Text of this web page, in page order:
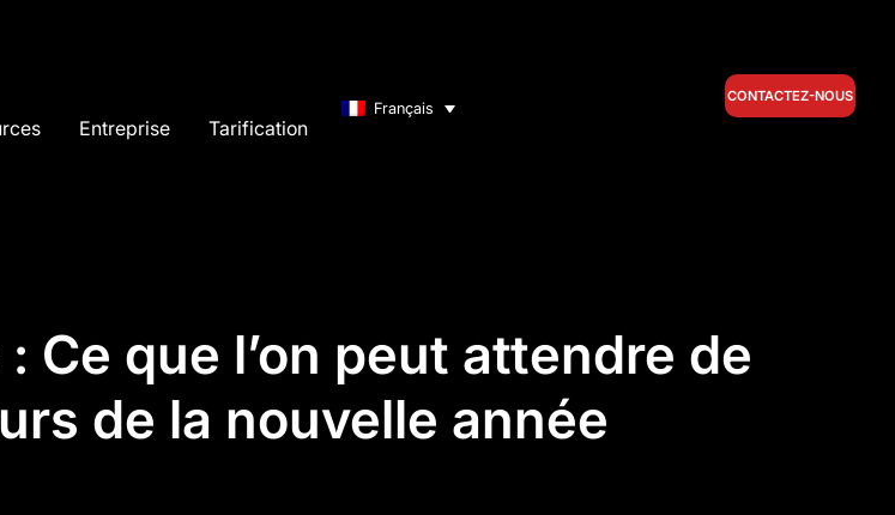
Entreprise Tarification
Français
CONTACTEZ-NOUS
Ce que l’on peut attendre de
de la nouvelle année